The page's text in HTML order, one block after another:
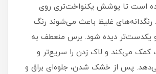
است تا پوشش یکنواخت‌تری روی
رنگدانه‌های غلیظ باعث می‌شوند رنگ
و یکدست‌تر دیده شود. برس منعطف به
کمک می‌کند و لاک زدن را سریع‌تر و
پس از خشک شدن، جلوه‌ای براق و